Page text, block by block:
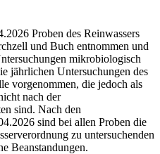
Proben des Reinwassers
und Buch entnommen und
mikrobiologisch
jährlichen Untersuchungen des
vorgenommen, die jedoch als
nach der
sind. Nach den
sind bei allen Proben die
zu untersuchenden
Beanstandungen.